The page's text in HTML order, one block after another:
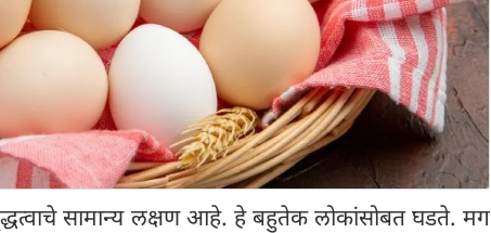
सामान्य लक्षण आहे. हे बहुतेक लोकांसोबत घडते. मग